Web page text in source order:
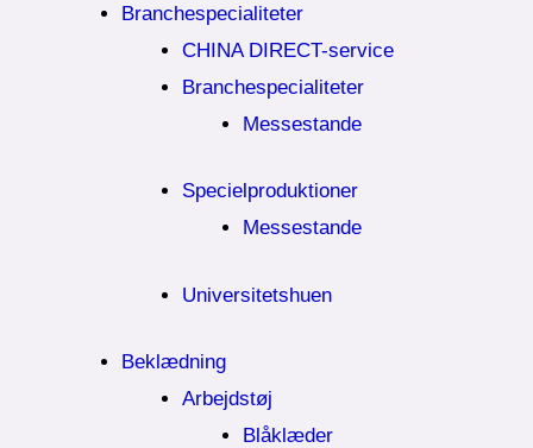
Branchespecialiteter
CHINA DIRECT-service
Branchespecialiteter
Messestande
Specielproduktioner
Messestande
Universitetshuen
Beklædning
Arbejdstøj
Blåklæder